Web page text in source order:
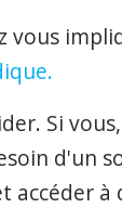
vous
Si
d'un
accéder à